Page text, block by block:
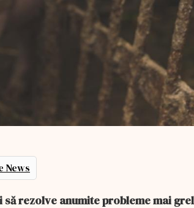
News
rezolve anumite probleme mai